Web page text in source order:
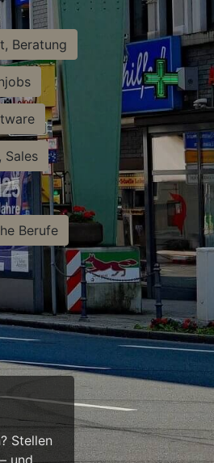
Beratung
Sales
Berufe
Stellen